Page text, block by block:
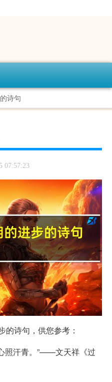
诗句
07:57:23
的诗句，供您参考：
照汗青。”——文天祥《过